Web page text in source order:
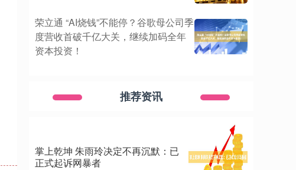
荣立通 “AI烧钱”不能停？谷歌母公司季
度营收首破千亿大关，继续加码全年
资本投资！
推荐资讯
掌上乾坤 朱雨玲决定不再沉默：已
正式起诉网暴者